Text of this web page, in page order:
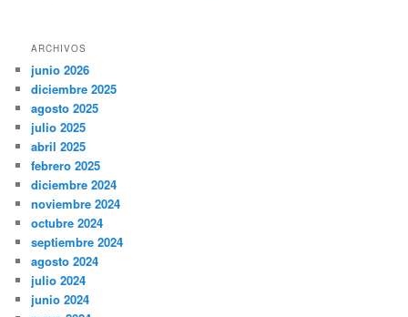
ARCHIVOS
junio 2026
diciembre 2025
agosto 2025
julio 2025
abril 2025
febrero 2025
diciembre 2024
noviembre 2024
octubre 2024
septiembre 2024
agosto 2024
julio 2024
junio 2024